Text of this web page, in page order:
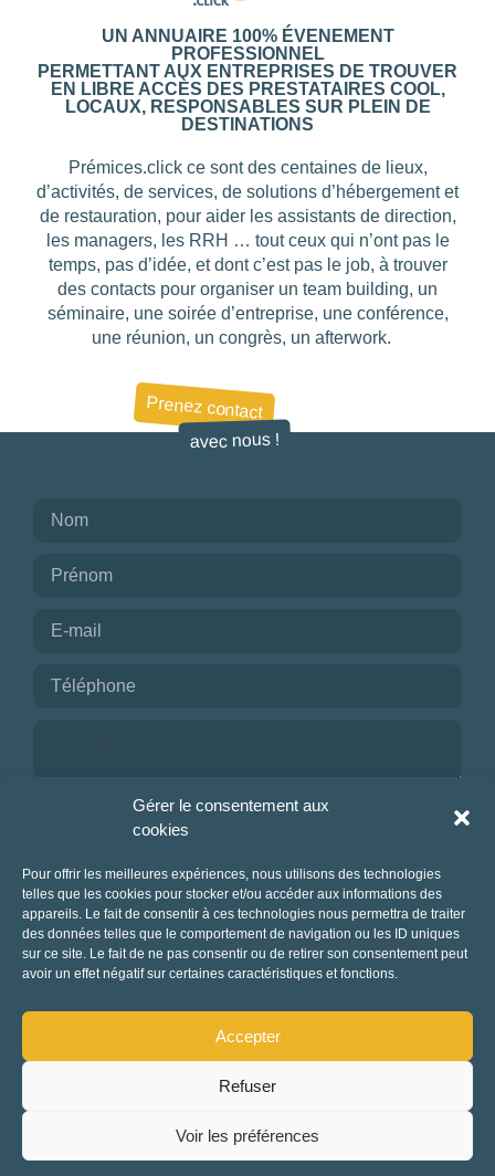
Gérer le consentement aux
cookies
Pour offrir les meilleures expériences, nous utilisons des technologies
telles que les cookies pour stocker et/ou accéder aux informations des
appareils. Le fait de consentir à ces technologies nous permettra de traiter
des données telles que le comportement de navigation ou les ID uniques
sur ce site. Le fait de ne pas consentir ou de retirer son consentement peut
avoir un effet négatif sur certaines caractéristiques et fonctions.
Accepter
Refuser
Voir les préférences
UN ANNUAIRE 100% ÉVENEMENT
PROFESSIONNEL
PERMETTANT AUX ENTREPRISES DE TROUVER
EN LIBRE ACCÈS DES PRESTATAIRES COOL,
LOCAUX, RESPONSABLES SUR PLEIN DE
DESTINATIONS
Prémices.click ce sont des centaines de lieux,
d’activités, de services, de solutions d’hébergement et
de restauration, pour aider les assistants de direction,
les managers, les RRH … tout ceux qui n’ont pas le
temps, pas d’idée, et dont c’est pas le job, à trouver
des contacts pour organiser un team building, un
séminaire, une soirée d’entreprise, une conférence,
une réunion, un congrès, un afterwork.
Prenez contact
avec nous !
Je reconnais avoir pris connaissance de la
politique de confidentialité.
NOUS CONTACTER
Mentions légales et politique de confidentialité
Fait avec amour par Waouh
Rechercher